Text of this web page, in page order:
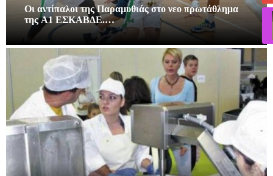
Οι αντίπαλοι της Παραμυθιάς στο νεο πρωτάθλημα
της A1 ΕΣΚΑΒΔΕ.…